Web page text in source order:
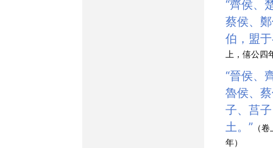
“齊侯、楚子、陳侯、
蔡侯、
伯，盟
上，僖公四
“晉侯、齊侯、宋公、
魯侯、
子、莒
土。” （
年）